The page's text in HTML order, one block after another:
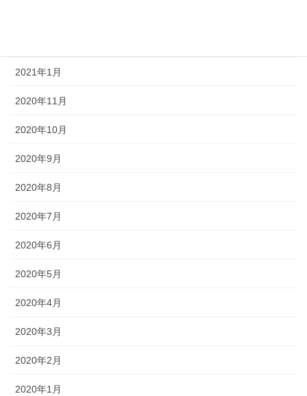
2021年1月
2020年11月
2020年10月
2020年9月
2020年8月
2020年7月
2020年6月
2020年5月
2020年4月
2020年3月
2020年2月
2020年1月